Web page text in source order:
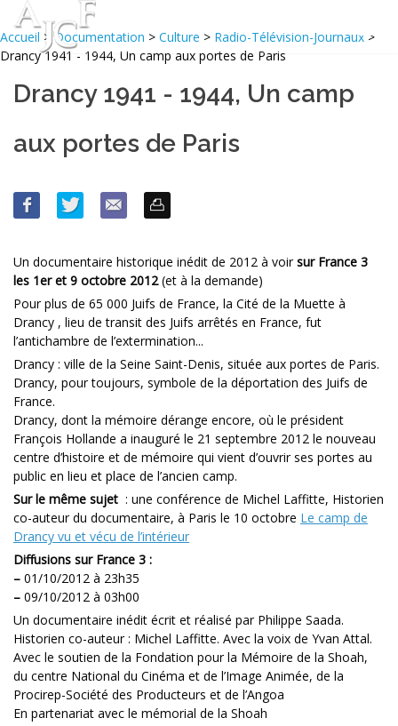
Accueil >Documentation > Culture > Radio-Télévision-Journaux >
Drancy 1941 - 1944, Un camp aux portes de Paris
Drancy 1941 - 1944, Un camp
aux portes de Paris
Un documentaire historique inédit de 2012 à voirsur France 3
les 1er et 9 octobre 2012(et à la demande)
Pour plus de 65 000 Juifs de France, la Cité de la Muette à
Drancy , lieu de transit des Juifs arrêtés en France, fut
l’antichambre de l’extermination...
Drancy : ville de la Seine Saint-Denis, située aux portes de Paris.
Drancy, pour toujours, symbole de la déportation des Juifs de
France.
Drancy, dont la mémoire dérange encore, où le président
François Hollande a inauguré le 21 septembre 2012 le nouveau
centre d’histoire et de mémoire qui vient d’ouvrir ses portes au
public en lieu et place de l’ancien camp.
Sur le même sujet : une conférence de Michel Laffitte, Historien
co-auteur du documentaire, à Paris le 10 octobre Le camp de
Drancy vu et vécu de l’intérieur
Diffusions sur France 3 :
– 01/10/2012 à 23h35
– 09/10/2012 à 03h00
Un documentaire inédit écrit et réalisé par Philippe Saada.
Historien co-auteur : Michel Laffitte. Avec la voix de Yvan Attal.
Avec le soutien de la Fondation pour la Mémoire de la Shoah,
du centre National du Cinéma et de l’Image Animée, de la
Procirep-Société des Producteurs et de l’Angoa
En partenariat avec le mémorial de la Shoah